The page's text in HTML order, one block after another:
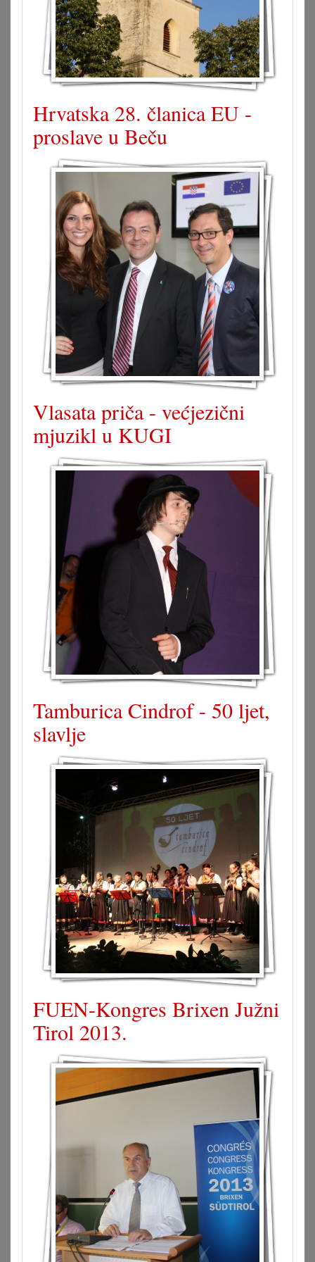
Hrvatska 28. članica EU -
proslave u Beču
Vlasata priča - većjezični
mjuzikl u KUGI
Tamburica Cindrof - 50 ljet,
slavlje
FUEN-Kongres Brixen Južni
Tirol 2013.